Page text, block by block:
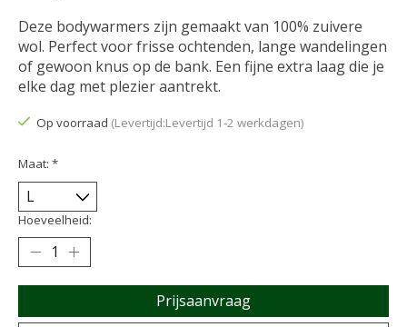
Deze bodywarmers zijn gemaakt van 100% zuivere
wol. Perfect voor frisse ochtenden, lange wandelingen
of gewoon knus op de bank. Een fijne extra laag die je
elke dag met plezier aantrekt.
Op voorraad (Levertijd:Levertijd 1-2 werkdagen)
Maat: *
Hoeveelheid:
Prijsaanvraag